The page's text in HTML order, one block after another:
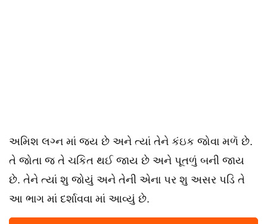
અમિશ લગ્ન માં જય છે અને ત્યાં તેને કંઇક જોવા મળૅ છે.
તે જોતા જ તે ચકિત થઈ જાય છે અને પૂતળું બની જાય
છે. તેને ત્યાં શુ જોયું અને તેની એના પર શુ અસર પડિ તે
આ ભાગ માં દર્શાવવા માં આવ્યું છે.